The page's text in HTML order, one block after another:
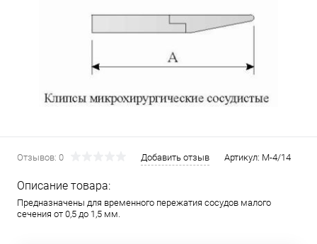
Отзывов: 0 Добавить отзыв Артикул: М-4/14
Описание товара:
Предназначены для временного пережатия сосудов малого
сечения от 0,5 до 1,5 мм.